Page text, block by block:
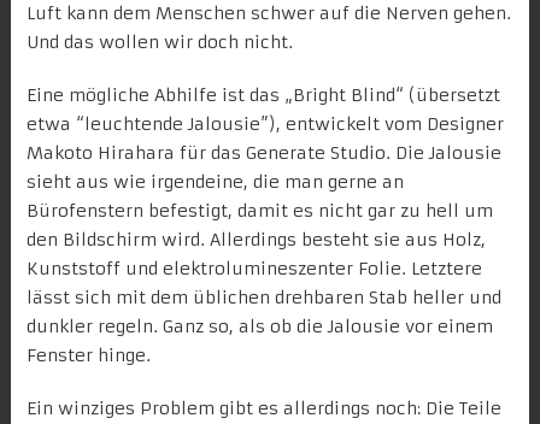
Luft kann dem Menschen schwer auf die Nerven gehen.
Und das wollen wir doch nicht.
Eine mögliche Abhilfe ist das „Bright Blind“ (übersetzt
etwa “leuchtende Jalousie”), entwickelt vom Designer
Makoto Hirahara für das Generate Studio. Die Jalousie
sieht aus wie irgendeine, die man gerne an
Bürofenstern befestigt, damit es nicht gar zu hell um
den Bildschirm wird. Allerdings besteht sie aus Holz,
Kunststoff und elektrolumineszenter Folie. Letztere
lässt sich mit dem üblichen drehbaren Stab heller und
dunkler regeln. Ganz so, als ob die Jalousie vor einem
Fenster hinge.
Ein winziges Problem gibt es allerdings noch: Die Teile